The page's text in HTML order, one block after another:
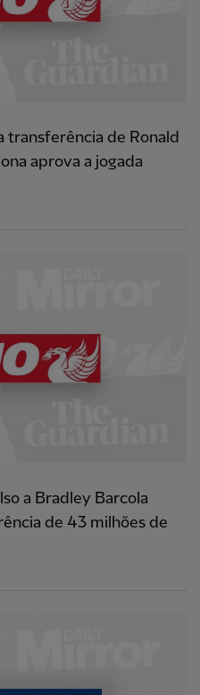
transferência de Ronald
aprova a jogada
a Bradley Barcola
de 43 milhões de